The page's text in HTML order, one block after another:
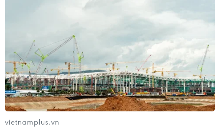
Ngày 3/8, báo cáo của CDC cho biết số người bị nhiễm
khuẩn đường ruột cyclospora tăng lên con số 395 người,
trong đó có 16 trường hợp phải nhập viện do ăn xàlách
trộn của McDonald's.
vietnamplus.vn